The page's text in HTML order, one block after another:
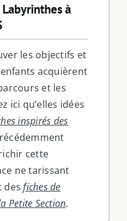
à
les objectifs et
acquièrent
et les
ici qu’elles idées
inspirés des
cette
ne tarissant
desfiches de
Petite Section.